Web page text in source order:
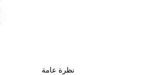
نظرة عامة